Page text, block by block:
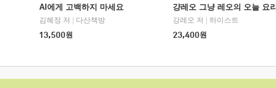
AI에게 고백하지 마세요
김혜정 저
다산책방
13,500원
걍레오 그냥 레오의 오늘 요리
강레오 저
하이스트
23,400원